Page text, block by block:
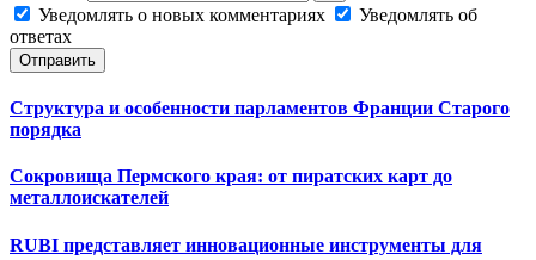
Уведомлять о новых комментариях
Уведомлять об
ответах
Отправить
Структура и особенности парламентов Франции Старого
порядка
Сокровища Пермского края: от пиратских карт до
металлоискателей
RUBI представляет инновационные инструменты для